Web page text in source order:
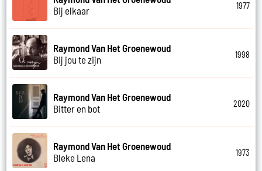
Bij elkaar
1977
Raymond Van Het Groenewoud
Bij jou te zijn
1998
Raymond Van Het Groenewoud
Bitter en bot
2020
Raymond Van Het Groenewoud
Bleke Lena
1973